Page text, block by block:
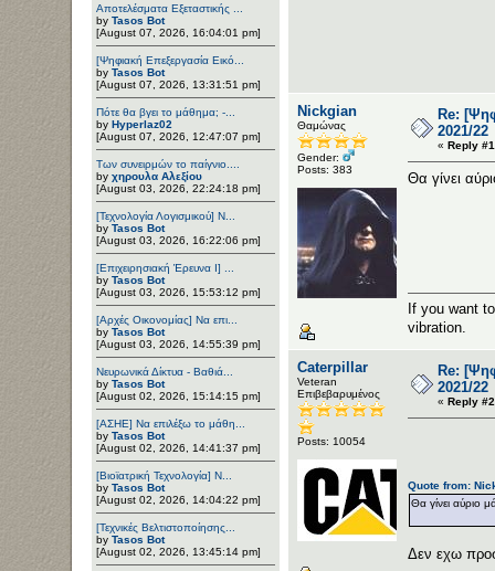
Αποτελέσματα Εξεταστικής ...
by Tasos Bot
[August 07, 2026, 16:04:01 pm]
[Ψηφιακή Επεξεργασία Εικό...
by Tasos Bot
[August 07, 2026, 13:31:51 pm]
Πότε θα βγει το μάθημα; -...
by Hyperlaz02
[August 07, 2026, 12:47:07 pm]
Των συνειρμών το παίγνιο....
by χηρουλα Αλεξίου
[August 03, 2026, 22:24:18 pm]
[Τεχνολογία Λογισμικού] Ν...
by Tasos Bot
[August 03, 2026, 16:22:06 pm]
[Επιχειρησιακή Έρευνα Ι] ...
by Tasos Bot
[August 03, 2026, 15:53:12 pm]
[Αρχές Οικονομίας] Να επι...
by Tasos Bot
[August 03, 2026, 14:55:39 pm]
Νευρωνικά Δίκτυα - Βαθιά...
by Tasos Bot
[August 02, 2026, 15:14:15 pm]
[ΑΣΗΕ] Να επιλέξω το μάθη...
by Tasos Bot
[August 02, 2026, 14:41:37 pm]
[Βιοϊατρική Τεχνολογία] Ν...
by Tasos Bot
[August 02, 2026, 14:04:22 pm]
[Τεχνικές Βελτιστοποίησης...
by Tasos Bot
[August 02, 2026, 13:45:14 pm]
Nickgian
Θαμώνας
Gender:
Posts: 383
Re:
2021/22
« Reply
Θα γίνει
If you want
vibration.
Caterpillar
Veteran
Επιβεβαρυμένος
Posts: 10054
Re:
2021/22
« Reply
Quote from:
Θα γίνει αύριο
Δεν εχω